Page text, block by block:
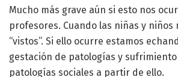
Mucho más grave aún si esto nos
profesores. Cuando las niñas y niños
“vistos”. Si ello ocurre estamos
gestación de patologías y sufrimiento
patologías sociales a partir de ello.